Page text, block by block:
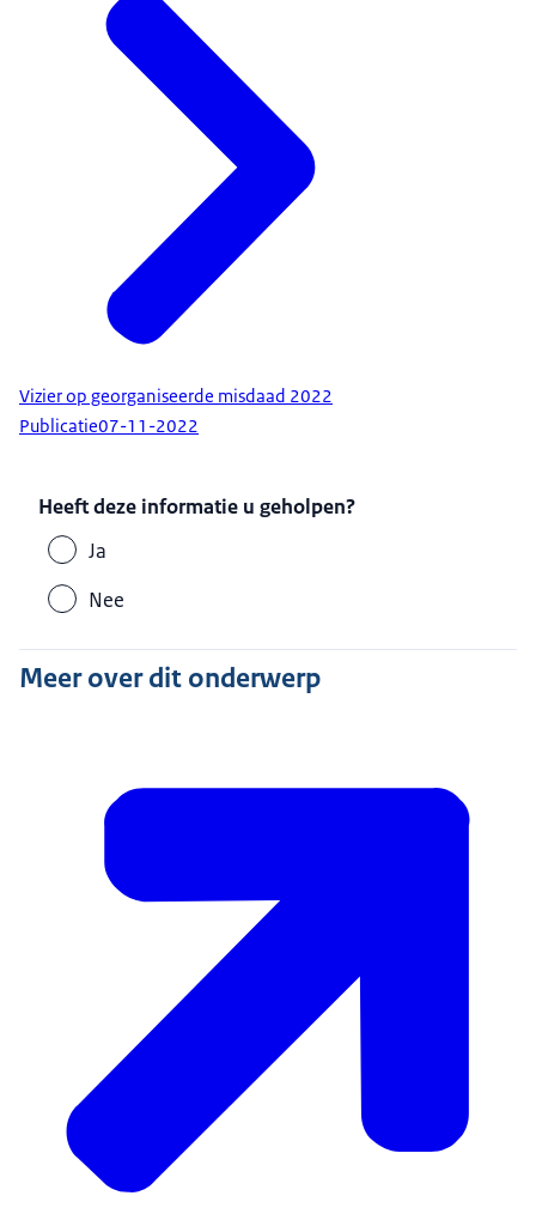
Vizier op georganiseerde misdaad 2022
Publicatie07-11-2022
Heeft deze informatie u geholpen?
Ja
Nee
Meer over dit onderwerp